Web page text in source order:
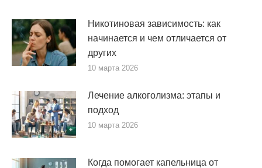
Никотиновая зависимость: как
начинается и чем отличается от
других
10 марта 2026
Лечение алкоголизма: этапы и
подход
10 марта 2026
Когда помогает капельница от